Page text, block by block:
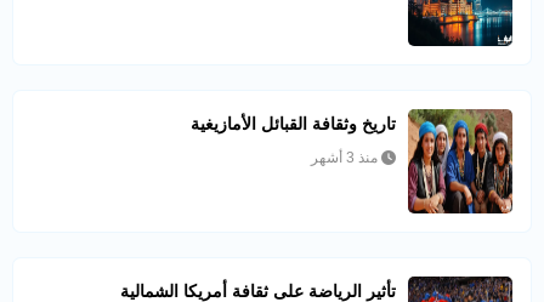
تاريخ وثقافة القبائل الأمازيغية
منذ 3 أشهر
تأثير الرياضة على ثقافة أمريكا الشمالية